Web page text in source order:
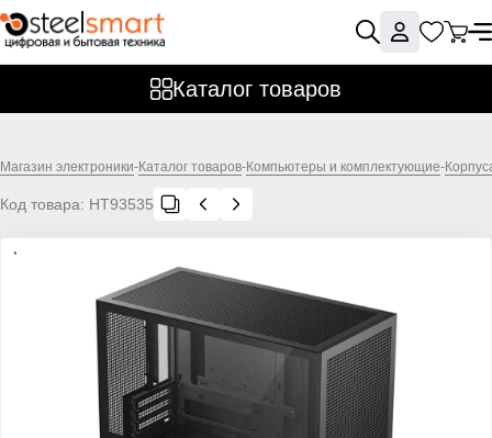
Каталог товаров
Магазин электроники-Каталог товаров-Компьютеры и комплектующие-
Код товара: НТ93535